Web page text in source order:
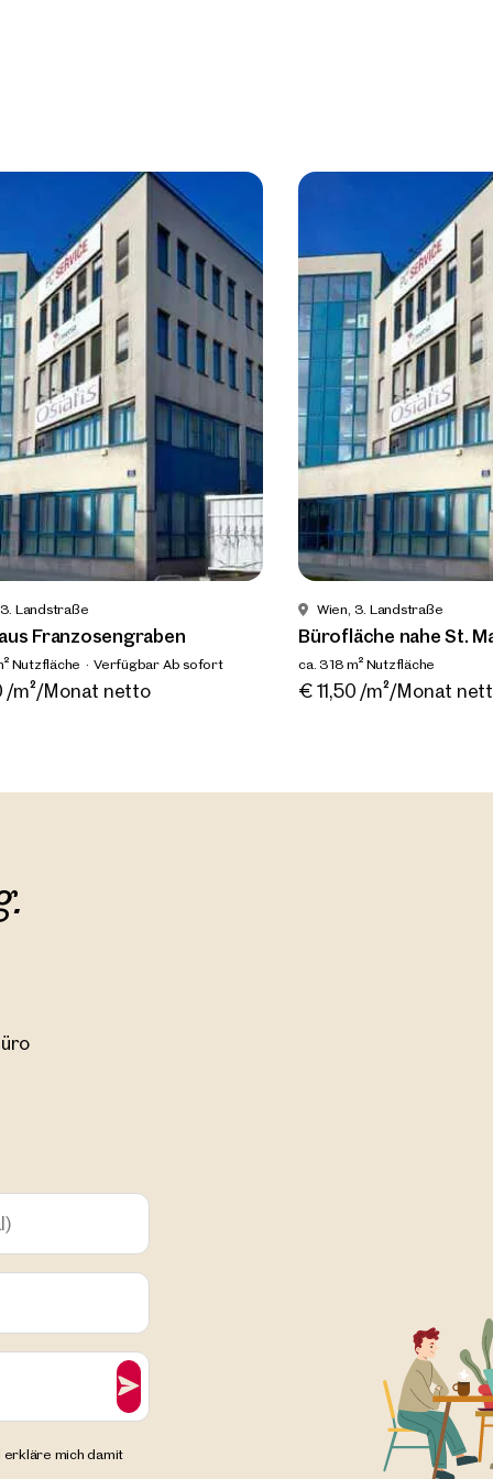
(optional)
die AGB und Datenschutzbestimmungen gelesen und erkläre mich damit
regelmäßig über neue Publikationen, Angebote, Einladungen und
informiert werden und erteile durch Klick auf die Checkbox meine
dass die OTTO Immobilien GmbH die angegebenen Daten zur
Newsletters an mich verwendet. (optional)
Anfrage Absenden
Landstraße
Franzosengraben
Nutzfläche Verfügbar Ab sofort
/m²/Monat netto
Wien, 3. Landstraße
Bürofläche nahe St.
ca. 318 m² Nutzfläche
Verfügbar Nach
€ 11,50 /m²/Monat
erkläre mich damit